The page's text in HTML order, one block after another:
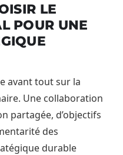
LE
POUR UNE
avant tout sur la
Une collaboration
partagée, d’objectifs
des
durable